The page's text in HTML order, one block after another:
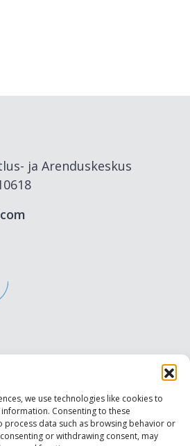
we use technologies like cookies to
Consenting to these
process data such as browsing behavior or
or withdrawing consent, may
ja Arenduskeskus